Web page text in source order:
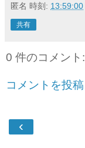
匿名 時刻: 13:59:00
共有
0 件のコメント:
コメントを投稿
‹